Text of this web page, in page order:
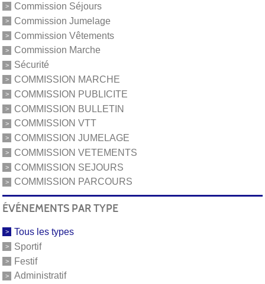
Commission Séjours
Commission Jumelage
Commission Vêtements
Commission Marche
Sécurité
COMMISSION MARCHE
COMMISSION PUBLICITE
COMMISSION BULLETIN
COMMISSION VTT
COMMISSION JUMELAGE
COMMISSION VETEMENTS
COMMISSION SEJOURS
COMMISSION PARCOURS
ÉVÉNEMENTS PAR TYPE
Tous les types
Sportif
Festif
Administratif